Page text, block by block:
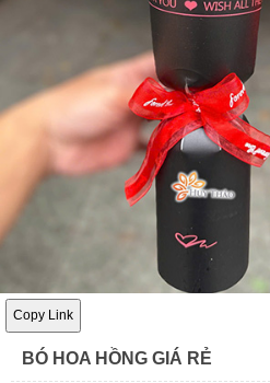
Copy Link
BÓ HOA HỒNG GIÁ RẺ